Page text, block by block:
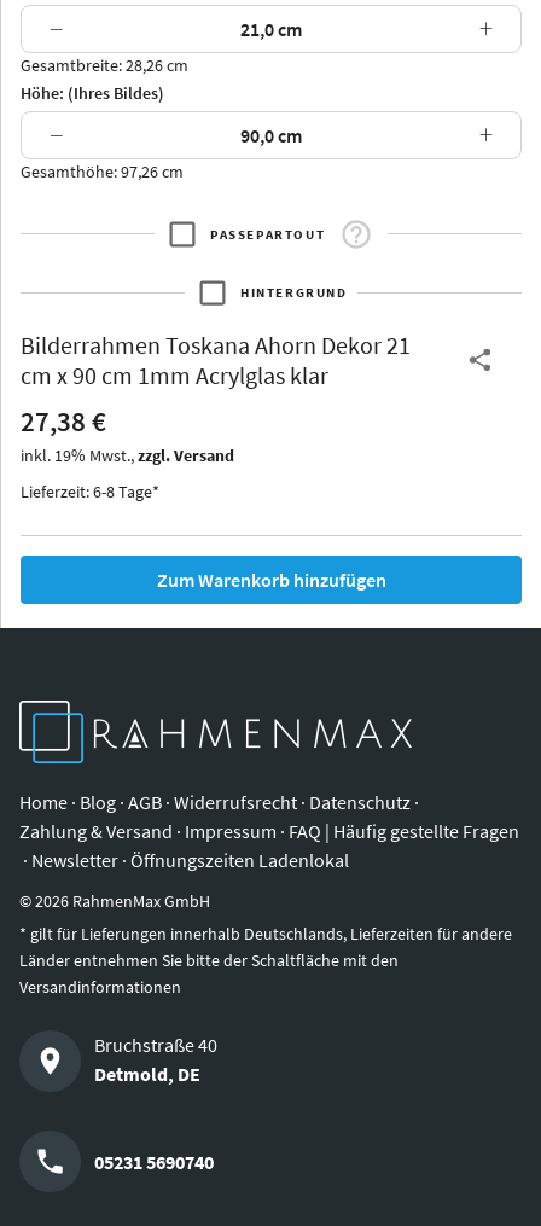
Arran Luzern
Thurgau
Iowa
− +
Gesamtbreite: 28,26 cm
Höhe: (Ihres Bildes)
− +
Gesamthöhe: 97,26 cm
PASSEPARTOUT
HINTERGRUND
Bilderrahmen Toskana Ahorn Dekor 21
cm x 90 cm 1mm Acrylglas klar
27,38 €
inkl. 19% Mwst.,zzgl. Versand
Lieferzeit: 6-8 Tage*
Zum Warenkorb hinzufügen
Home · Blog · AGB · Widerrufsrecht · Datenschutz ·
Zahlung & Versand · Impressum · FAQ | Häufig gestellte Fragen
· Newsletter · Öffnungszeiten Ladenlokal
©2026 RahmenMax GmbH
* gilt für Lieferungen innerhalb Deutschlands, Lieferzeiten für andere
Länder entnehmen Sie bitte der Schaltfläche mit den
Versandinformationen
Bruchstraße 40
Detmold, DE
05231 5690740